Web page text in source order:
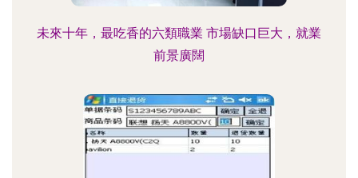
未來十年，最吃香的六類職業 市場缺口巨大，就業
前景廣闊